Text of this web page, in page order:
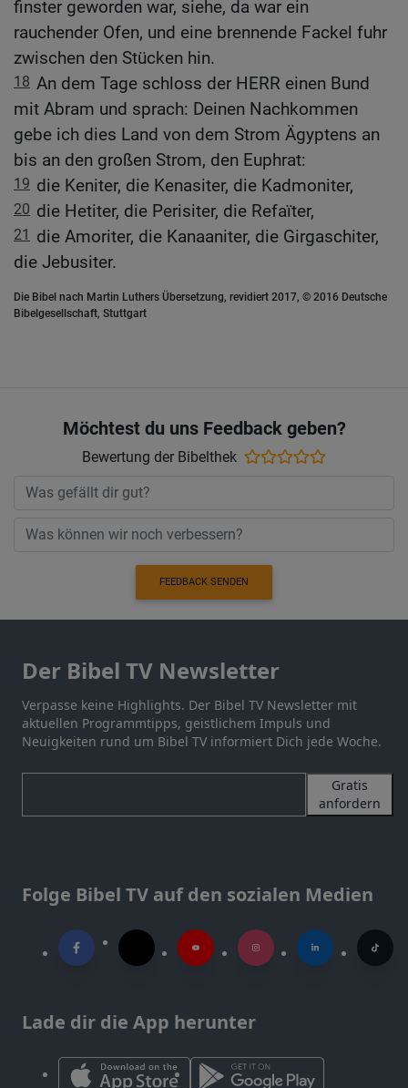
finster geworden war, siehe, da war ein
rauchender Ofen, und eine brennende Fackel fuhr
zwischen den Stücken hin.
18 An dem Tage schloss der HERR einen Bund
mit Abram und sprach: Deinen Nachkommen
gebe ich dies Land von dem Strom Ägyptens an
bis an den großen Strom, den Euphrat:
19 die Keniter, die Kenasiter, die Kadmoniter,
20 die Hetiter, die Perisiter, die Refaïter,
21
die Amoriter, die Kanaaniter, die Girgaschiter,
die Jebusiter.
Die Bibel nach Martin Luthers Übersetzung, revidiert 2017, © 2016 Deutsche
Bibelgesellschaft, Stuttgart
Möchtest du uns Feedback geben?
Bewertung der Bibelthek
FEEDBACK SENDEN
Der Bibel TV Newsletter
Verpasse keine Highlights. Der Bibel TV Newsletter mit
aktuellen Programmtipps, geistlichem Impuls und
Neuigkeiten rund um Bibel TV informiert Dich jede Woche.
Gratis
anfordern
Folge Bibel TV auf den sozialen Medien
Lade dir die App herunter